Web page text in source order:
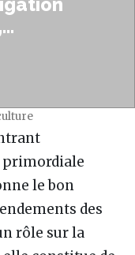
primordiale
le bon
des
rôle sur la